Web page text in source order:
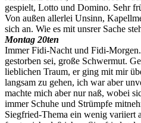
gespielt, Lotto und Domino. Sehr
Von außen allerlei Unsinn,
sich an. Wie es mit unsrer Sache
Montag 20ten
Immer Fidi-Nacht und Fidi-
gestorben sei, große Schwermut.
lieblichen Traum, er ging mit mir
langsam zu gehen, ich war aber
machte mich aber nur naß, wobei
immer Schuhe und Strümpfe
Siegfried-Thema ein wenig variiert